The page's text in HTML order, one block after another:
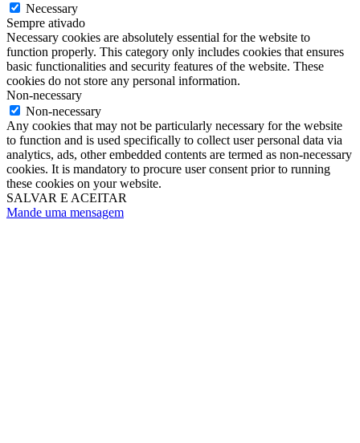
Necessary
Sempre ativado
Necessary cookies are absolutely essential for the website to
function properly. This category only includes cookies that ensures
basic functionalities and security features of the website. These
cookies do not store any personal information.
Non-necessary
Non-necessary
Any cookies that may not be particularly necessary for the website
to function and is used specifically to collect user personal data via
analytics, ads, other embedded contents are termed as non-necessary
cookies. It is mandatory to procure user consent prior to running
these cookies on your website.
SALVAR E ACEITAR
Mande uma mensagem